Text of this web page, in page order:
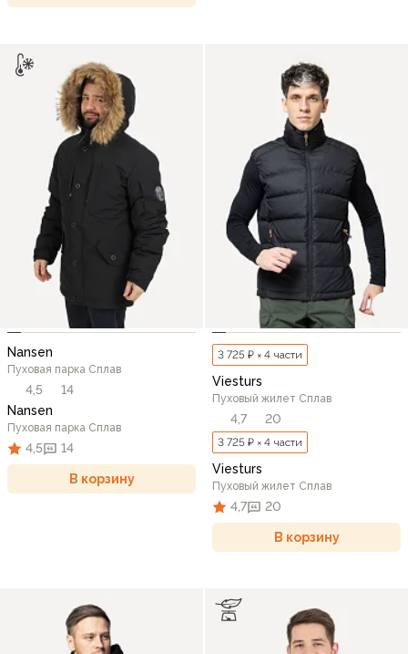
Nansen
Пуховая парка Сплав
4,5
14
Nansen
Пуховая парка Сплав
4,5 14
В корзину
3 725 ₽ × 4 части
Viesturs
Пуховый жилет Сплав
4,7 20
3 725 ₽ × 4 части
Viesturs
Пуховый жилет Сплав
4,7 20
В корзину